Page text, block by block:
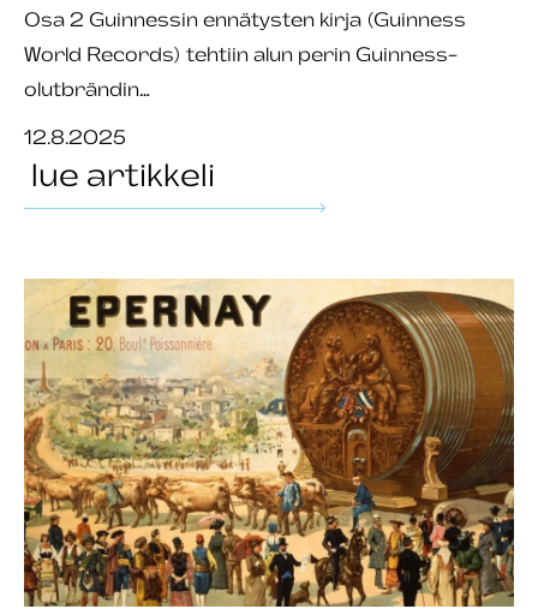
Osa 2 Guinnessin ennätysten kirja (Guinness
World Records) tehtiin alun perin Guinness-
olutbrändin…
12.8.2025
lue artikkeli